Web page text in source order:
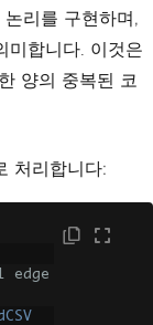
리를 구현하며,
미합니다. 이것은
양의 중복된 코
처리합니다:
edge